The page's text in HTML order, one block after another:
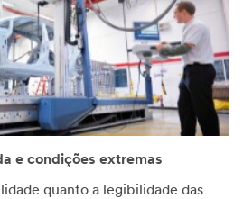
e condições extremas
quanto a legibilidade das